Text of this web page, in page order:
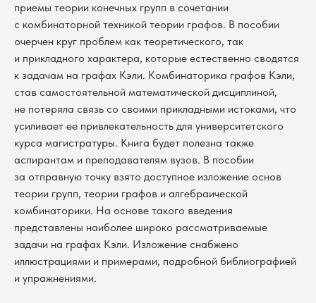
приемы теории конечных групп в сочетании
с комбинаторной техникой теории графов. В пособии
очерчен круг проблем как теоретического, так
и прикладного характера, которые естественно сводятся
к задачам на графах Кэли. Комбинаторика графов Кэли,
став самостоятельной математической дисциплиной,
не потеряла связь со своими прикладными истоками, что
усиливает ее привлекательность для университетского
курса магистратуры. Книга будет полезна также
аспирантам и преподавателям вузов. В пособии
за отправную точку взято доступное изложение основ
теории групп, теории графов и алгебраической
комбинаторики. На основе такого введения
представлены наиболее широко рассматриваемые
задачи на графах Кэли. Изложение снабжено
иллюстрациями и примерами, подробной библиографией
и упражнениями.